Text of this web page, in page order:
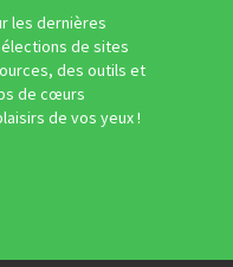
les dernières
de sites
des outils et
de cœurs
de vos yeux !